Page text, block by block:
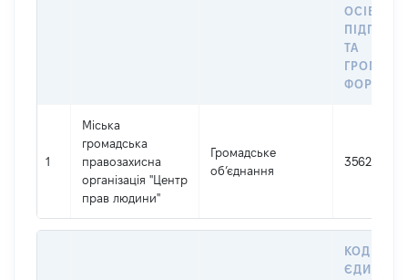
ОСІБ –
ТА
1
Міська
громадська
правозахисна
організація "Центр
прав людини"
Громадське
об’єднання
35622537
КОД В